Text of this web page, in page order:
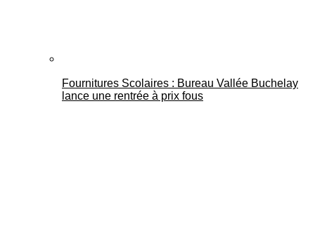
Fournitures Scolaires : Bureau Vallée Buchelay
lance une rentrée à prix fous